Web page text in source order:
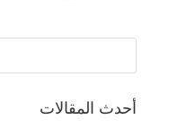
أحدث المقالات